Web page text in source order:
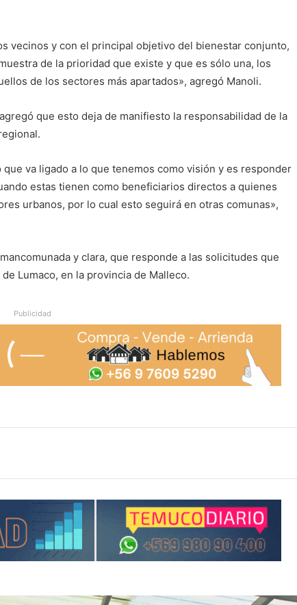
vecinos y con el principal objetivo del bienestar conjunto,
de la prioridad que existe y que es sólo una, los
de los sectores más apartados», agregó Manoli.
que esto deja de manifiesto la responsabilidad de la
va ligado a lo que tenemos como visión y es responder
estas tienen como beneficiarios directos a quienes
urbanos, por lo cual esto seguirá en otras comunas»,
y clara, que responde a las solicitudes que
Lumaco, en la provincia de Malleco.
Publicidad